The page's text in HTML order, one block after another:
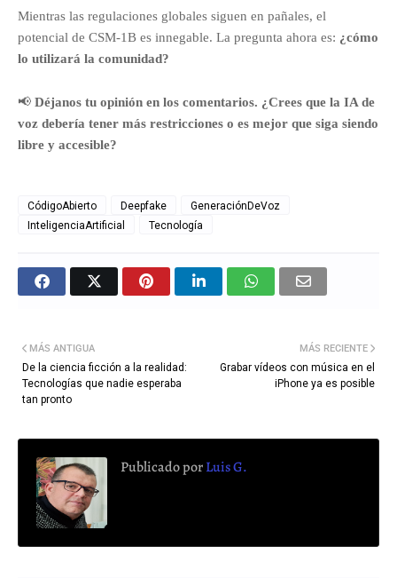
Mientras las regulaciones globales siguen en pañales, el
potencial de CSM-1B es innegable. La pregunta ahora es: ¿cómo
lo utilizará la comunidad?
📢 Déjanos tu opinión en los comentarios. ¿Crees que la IA de
voz debería tener más restricciones o es mejor que siga siendo
libre y accesible?
CódigoAbierto Deepfake
GeneraciónDeVoz
InteligenciaArtificial
Tecnología
MÁS RECIENTE
Grabar vídeos con música en el
iPhone ya es posible
MÁS ANTIGUA
De la ciencia ficción a la realidad:
Tecnologías que nadie esperaba
tan pronto
Publicado porLuis G.